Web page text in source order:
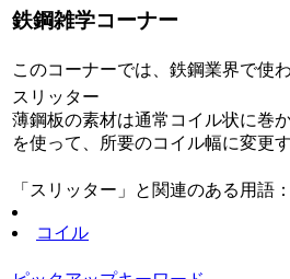
鉄鋼雑学コーナー
このコーナーでは、鉄鋼業界で使
スリッター
薄鋼板の素材は通常コイル状に巻
を使って、所要のコイル幅に変更
「スリッター」と関連のある用語：
コイル